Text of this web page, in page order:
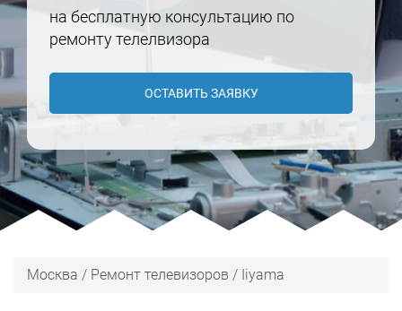
на бесплатную консультацию по
ремонту телелвизора
ОСТАВИТЬ ЗАЯВКУ
Москва / Ремонт телевизоров / Iiyama